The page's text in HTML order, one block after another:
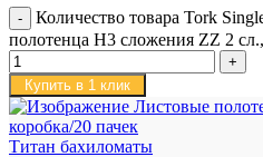
Количество товара Tork
полотенца H3 сложения ZZ 2
Купить в 1 клик
Титан бахиломаты